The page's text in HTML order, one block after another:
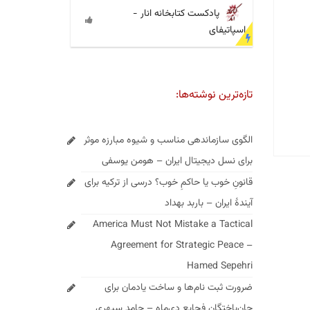
پادکست کتابخانه انار -
اسپاتیفای
تازه‌ترین نوشته‌ها:
الگوی سازماندهی مناسب و شیوه مبارزه موثر
برای نسل دیجیتال ایران – هومن یوسفی
قانونِ خوب یا حاکمِ خوب؟ درسی از ترکیه برای
آیندهٔ ایران – باربد بهداد
America Must Not Mistake a Tactical
Agreement for Strategic Peace –
Hamed Sepehri
ضرورت ثبت نام‌ها و ساخت یادمان برای